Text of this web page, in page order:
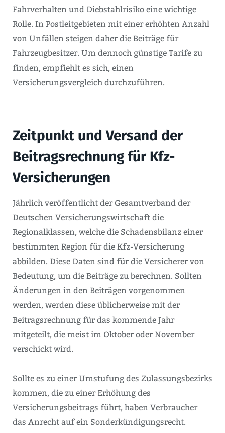
Fahrverhalten und Diebstahlrisiko eine wichtige
Rolle. In Postleitgebieten mit einer erhöhten Anzahl
von Unfällen steigen daher die Beiträge für
Fahrzeugbesitzer. Um dennoch günstige Tarife zu
finden, empfiehlt es sich, einen
Versicherungsvergleich durchzuführen.
Zeitpunkt und Versand der
Beitragsrechnung für Kfz-
Versicherungen
Jährlich veröffentlicht der Gesamtverband der
Deutschen Versicherungswirtschaft die
Regionalklassen, welche die Schadensbilanz einer
bestimmten Region für die Kfz-Versicherung
abbilden. Diese Daten sind für die Versicherer von
Bedeutung, um die Beiträge zu berechnen. Sollten
Änderungen in den Beiträgen vorgenommen
werden, werden diese üblicherweise mit der
Beitragsrechnung für das kommende Jahr
mitgeteilt, die meist im Oktober oder November
verschickt wird.
Sollte es zu einer Umstufung des Zulassungsbezirks
kommen, die zu einer Erhöhung des
Versicherungsbeitrags führt, haben Verbraucher
das Anrecht auf ein Sonderkündigungsrecht.